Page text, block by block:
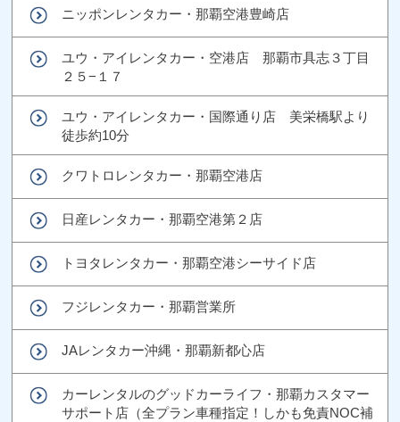
ニッポンレンタカー・那覇空港豊崎店
ユウ・アイレンタカー・空港店 那覇市具志３丁目
２５−１７
ユウ・アイレンタカー・国際通り店 美栄橋駅より
徒歩約10分
クワトロレンタカー・那覇空港店
日産レンタカー・那覇空港第２店
トヨタレンタカー・那覇空港シーサイド店
フジレンタカー・那覇営業所
JAレンタカー沖縄・那覇新都心店
カーレンタルのグッドカーライフ・那覇カスタマー
サポート店（全プラン車種指定！しかも免責NOC補